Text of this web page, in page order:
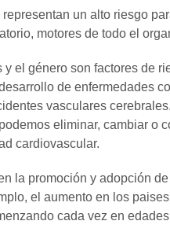
un alto riesgo
motores de todo el
el género son factores de
de enfermedades
vasculares cerebrales.
eliminar, cambiar o
cardiovascular.
la promoción y adopción
el aumento en los
cada vez en